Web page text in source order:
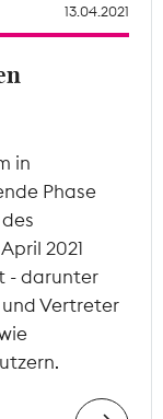
13.04.2021
in
Phase
2021
- darunter
Vertreter